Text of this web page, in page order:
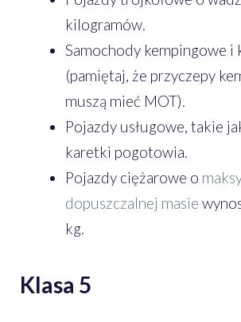
kilogramów.
Samochody kempingowe i
(pamiętaj, że przyczepy
muszą mieć MOT).
Pojazdy usługowe, takie
karetki pogotowia.
Pojazdy ciężarowe o
dopuszczalnej masie
kg.
Klasa 5